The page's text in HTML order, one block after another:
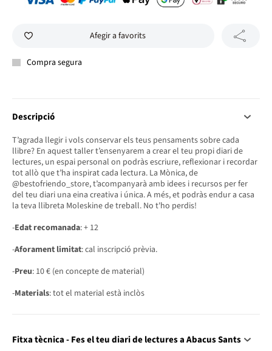
Afegir a favorits
Compra segura
Descripció
T’agrada llegir i vols conservar els teus pensaments sobre cada
llibre? En aquest taller t’ensenyarem a crear el teu propi diari de
lectures, un espai personal on podràs escriure, reflexionar i recordar
tot allò que t’ha inspirat cada lectura. La Mònica, de
@bestofriendo_store, t’acompanyarà amb idees i recursos per fer
del teu diari una eina creativa i única. A més, et podràs endur a casa
la teva llibreta Moleskine de treball. No t'ho perdis!
-Edat recomanada: + 12
-Aforament limitat: cal inscripció prèvia.
-Preu: 10 € (en concepte de material)
-Materials: tot el material està inclòs
Fitxa tècnica - Fes el teu diari de lectures a Abacus Sants